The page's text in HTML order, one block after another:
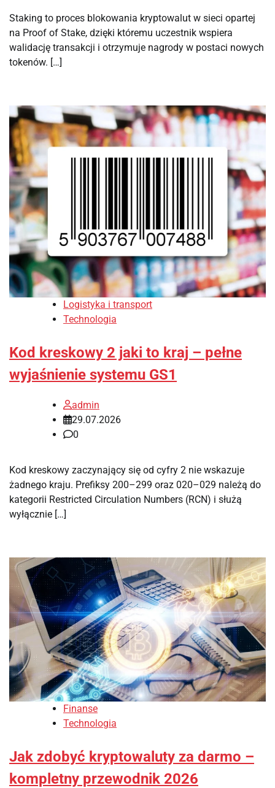
Staking to proces blokowania kryptowalut w sieci opartej
na Proof of Stake, dzięki któremu uczestnik wspiera
walidację transakcji i otrzymuje nagrody w postaci nowych
tokenów. […]
Logistyka i transport
Technologia
Kod kreskowy 2 jaki to kraj – pełne
wyjaśnienie systemu GS1
admin
29.07.2026
0
Kod kreskowy zaczynający się od cyfry 2 nie wskazuje
żadnego kraju. Prefiksy 200–299 oraz 020–029 należą do
kategorii Restricted Circulation Numbers (RCN) i służą
wyłącznie […]
Finanse
Technologia
Jak zdobyć kryptowaluty za darmo –
kompletny przewodnik 2026